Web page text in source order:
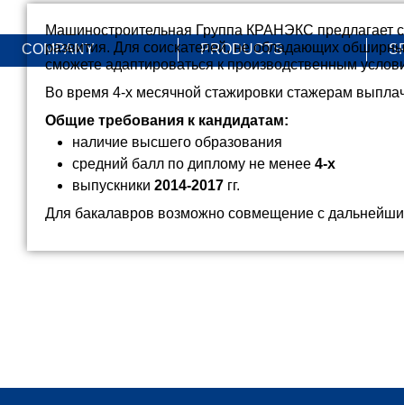
COMPANY PRODUCTS
Машиностроительная Группа КРАНЭКС предлагает
развития. Для соискателей, не обладающих
сможете адаптироваться к производственным
Во время 4-х месячной стажировки стажерам
Общие требования к кандидатам:
наличие высшего образования
средний балл по диплому не менее 4-х
выпускники 2014-2017 гг.
Для бакалавров возможно совмещение с